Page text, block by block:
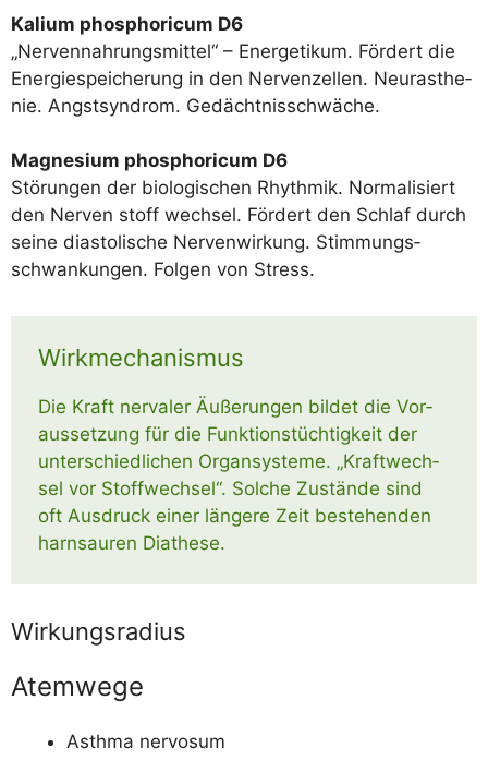
Kali­um phos­pho­ri­cum D6
„Ner­ven­nah­rungs­mit­tel“ – Energe­ti­kum. För­dert die
Ener­gie­spei­che­rung in den Ner­ven­zel­len. Neur­asthe­
nie. Angst­syn­drom. Gedächtnisschwäche.
Magne­si­um phos­pho­ri­cum D6
Stö­run­gen der bio­lo­gi­schen Rhyth­mik. Nor­ma­li­siert
den Ner­ven stoff wech­sel. För­dert den Schlaf durch
sei­ne dia­sto­li­sche Ner­ven­wir­kung. Stim­mungs­
schwan­kun­gen. Fol­gen von Stress.
Wirkmechanismus
Die Kraft ner­va­ler Äuße­run­gen bil­det die Vor­
aus­set­zung für die Funk­ti­ons­tüch­tig­keit der
unter­schied­li­chen Organ­sys­te­me. „Kraft­wech­
sel vor Stoff­wech­sel“. Sol­che Zustän­de sind
oft Aus­druck einer län­ge­re Zeit bestehen­den
harn­sauren Diathese.
Wirkungsradius
Atemwege
Asth­ma nervosum